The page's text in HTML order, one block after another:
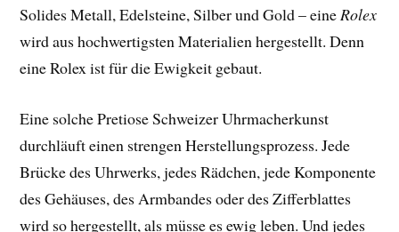
Solides Metall, Edelsteine, Silber und Gold – eineRolex
wird aus hochwertigsten Materialien hergestellt. Denn
eine Rolex ist für die Ewigkeit gebaut.
Eine solche Pretiose Schweizer Uhrmacherkunst
durchläuft einen strengen Herstellungsprozess. Jede
Brücke des Uhrwerks, jedes Rädchen, jede Komponente
des Gehäuses, des Armbandes oder des Zifferblattes
wird so hergestellt, als müsse es ewig leben. Und jedes